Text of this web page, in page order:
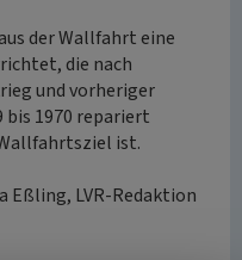
der Wallfahrt eine
die nach
und vorheriger
bis 1970 repariert
ist.
Eßling, LVR-Redaktion